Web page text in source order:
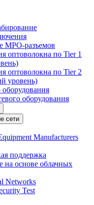
МРО-разъемов
оптоволокна по Tier 1
оптоволокна по Tier 2
уровень)
оборудования
оборудования
сети
Manufacturers
поддержка
на основе облачных
Networks
Test